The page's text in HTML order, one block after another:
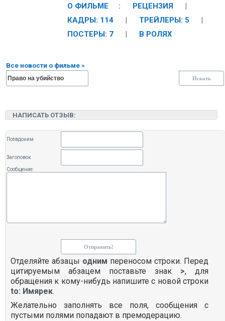
О ФИЛЬМЕ : РЕЦЕНЗИЯ
|
КАДРЫ: 114
| ТРЕЙЛЕРЫ: 5
|
ПОСТЕРЫ: 7
| В РОЛЯХ
Все новости о фильме »
НАПИСАТЬ ОТЗЫВ:
Псевдоним
Заголовок
Сообщение:
Отделяйте абзацы одним переносом строки. Перед
цитируемым абзацем поставьте знак >, для
обращения к кому-нибудь напишите с новой строки
to: Имярек.
Желательно заполнять все поля, сообщения с
пустыми полями попадают в премодерацию.